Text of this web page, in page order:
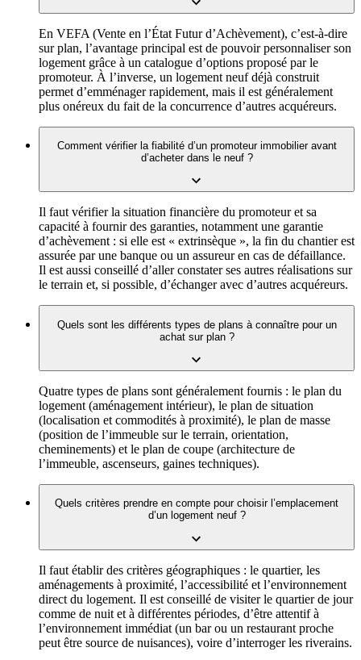
En VEFA (Vente en l’État Futur d’Achèvement), c’est-à-dire
sur plan, l’avantage principal est de pouvoir personnaliser son
logement grâce à un catalogue d’options proposé par le
promoteur. À l’inverse, un logement neuf déjà construit
permet d’emménager rapidement, mais il est généralement
plus onéreux du fait de la concurrence d’autres acquéreurs.
Comment vérifier la fiabilité d’un promoteur immobilier avant
d’acheter dans le neuf ?
Il faut vérifier la situation financière du promoteur et sa
capacité à fournir des garanties, notamment une garantie
d’achèvement : si elle est « extrinsèque », la fin du chantier est
assurée par une banque ou un assureur en cas de défaillance.
Il est aussi conseillé d’aller constater ses autres réalisations sur
le terrain et, si possible, d’échanger avec d’autres acquéreurs.
Quels sont les différents types de plans à connaître pour un
achat sur plan ?
Quatre types de plans sont généralement fournis : le plan du
logement (aménagement intérieur), le plan de situation
(localisation et commodités à proximité), le plan de masse
(position de l’immeuble sur le terrain, orientation,
cheminements) et le plan de coupe (architecture de
l’immeuble, ascenseurs, gaines techniques).
Quels critères prendre en compte pour choisir l’emplacement
d’un logement neuf ?
Il faut établir des critères géographiques : le quartier, les
aménagements à proximité, l’accessibilité et l’environnement
direct du logement. Il est conseillé de visiter le quartier de jour
comme de nuit et à différentes périodes, d’être attentif à
l’environnement immédiat (un bar ou un restaurant proche
peut être source de nuisances), voire d’interroger les riverains.